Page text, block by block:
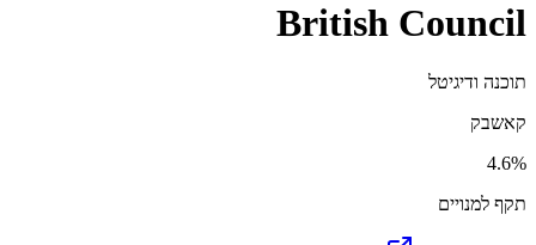
British Council
תוכנה ודיגיטל
קאשבק
4.6%
תקף למנויים